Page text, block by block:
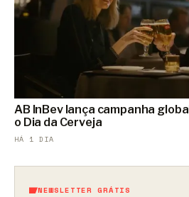
AB InBev lança campanha global
o Dia da Cerveja
HÁ 1 DIA
NEWSLETTER GRÁTIS